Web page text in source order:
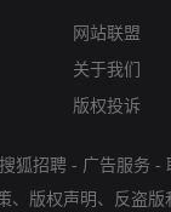
网站联盟
关于我们
版权投诉
搜狐招聘 - 广告服务 -
、 版权声明 、 反盗版